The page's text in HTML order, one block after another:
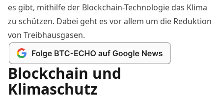
es gibt, mithilfe der Blockchain-Technologie das Klima
zu schützen. Dabei geht es vor allem um die Reduktion
von Treibhausgasen.
Blockchain und
Klimaschutz